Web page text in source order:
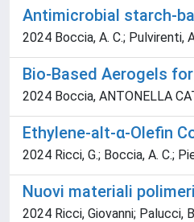
Antimicrobial starch-
2024 Boccia, A. C.; Pulvirenti,
Bio-Based Aerogels
2024 Boccia, ANTONELLA
Ethylene-alt-α-Olefin
2024 Ricci, G.; Boccia, A. C.;
Nuovi materiali
2024 Ricci, Giovanni; Palucci,